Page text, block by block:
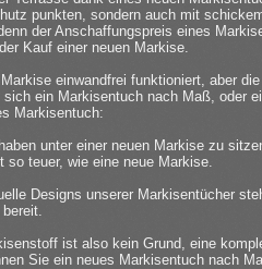
punkten, sondern auch mit
der Anschaffungspreis eines
Kauf einer neuen Markise.
einwandfrei funktioniert, aber
ein Markisentuch nach Maß, oder
Markisentuch:
unter einer neuen Markise zu
teuer, wie eine neue Markise.
Designs unserer Markisentücher
ist also kein Grund, eine
Sie ein neues Markisentuch nach